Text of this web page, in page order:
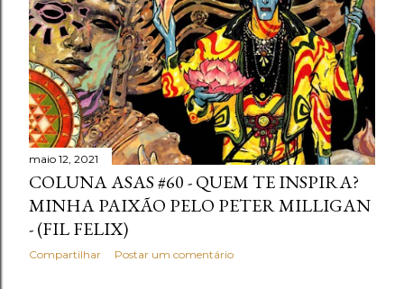
maio 12, 2021
COLUNA ASAS #60 - QUEM TE INSPIRA?
MINHA PAIXÃO PELO PETER MILLIGAN
- (FIL FELIX)
Compartilhar Postar um comentário